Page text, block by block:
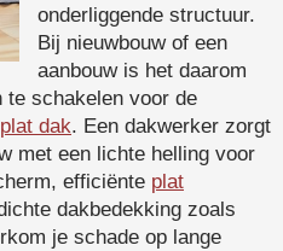
onderliggende structuur.
Bij nieuwbouw of een
aanbouw is het daarom
te schakelen voor de
dak. Een dakwerker zorgt
met een lichte helling voor
efficiënte plat
dakbedekking zoals
je schade op lange